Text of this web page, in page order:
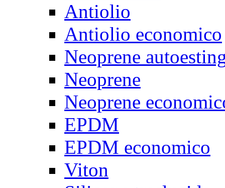
Antiolio
Antiolio economico
Neoprene
Neoprene
Neoprene
EPDM
EPDM economico
Viton